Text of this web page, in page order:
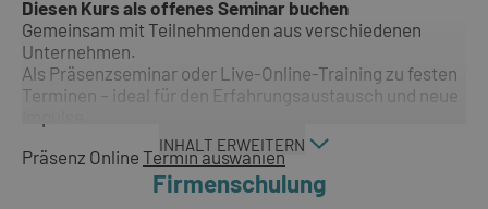
Diesen Kurs als offenes Seminar buchen
Gemeinsam mit Teilnehmenden aus verschiedenen
Unternehmen.
Als Präsenzseminar oder Live-Online-Training zu festen
Terminen – ideal für den Erfahrungsaustausch und neue
INHALT ERWEITERN
Präsenz Online Termin auswählen
Firmenschulung